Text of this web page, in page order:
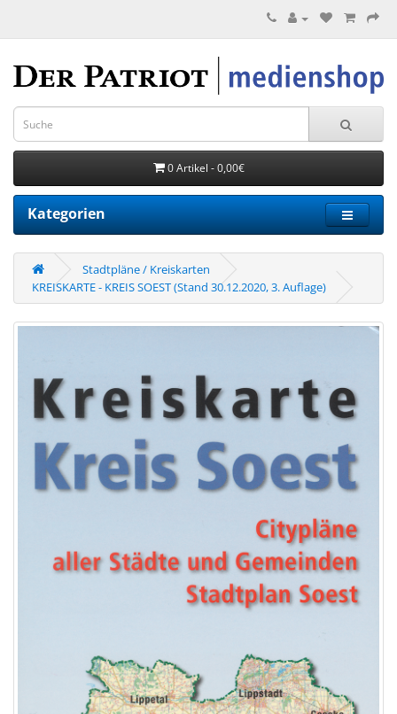
0 Artikel - 0,00€
Kategorien
Stadtpläne / Kreiskarten
KREISKARTE - KREIS SOEST (Stand 30.12.2020, 3. Auflage)